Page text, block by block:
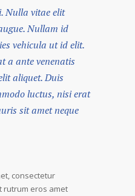
Nulla vitae elit
Nullam id
vehicula ut id elit.
a ante venenatis
aliquet. Duis
luctus, nisi erat
sit amet neque
consectetur
rutrum eros amet